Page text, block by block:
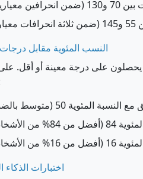
النسب المئوية مقابل درجات
يحصلون على درجة معينة أو أقل.
اختبارات الذكاء